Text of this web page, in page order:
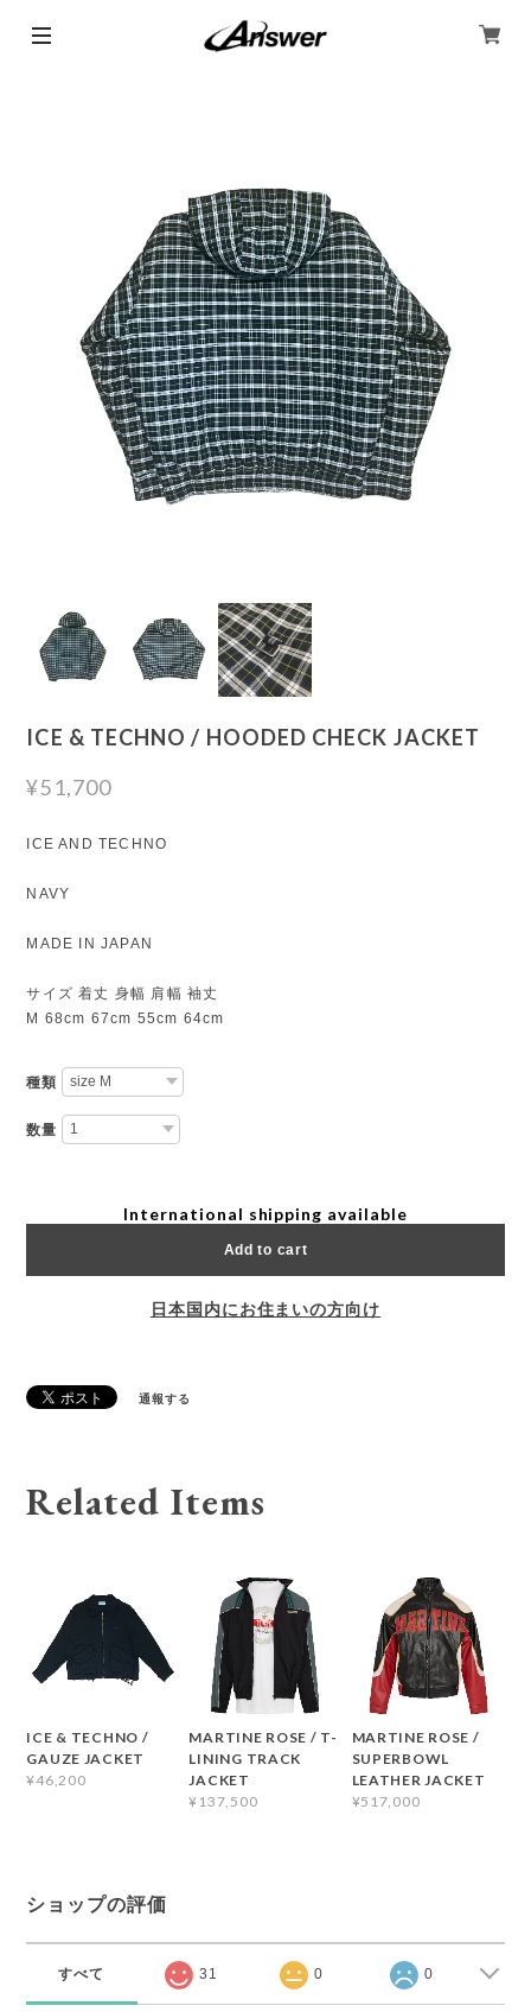
ICE & TECHNO / HOODED CHECK JACKET
¥51,700
ICE AND TECHNO
NAVY
MADE IN JAPAN
サイズ 着丈 身幅 肩幅 袖丈
M 68cm 67cm 55cm 64cm
種類
数量
International shipping available
Add to cart
日本国内にお住まいの方向け
通報する
Related Items
ICE & TECHNO /
GAUZE JACKET
¥46,200
MARTINE ROSE / T-
LINING TRACK
JACKET
¥137,500
MARTINE ROSE /
SUPERBOWL
LEATHER JACKET
¥517,000
ショップの評価
すべて 31 0 0